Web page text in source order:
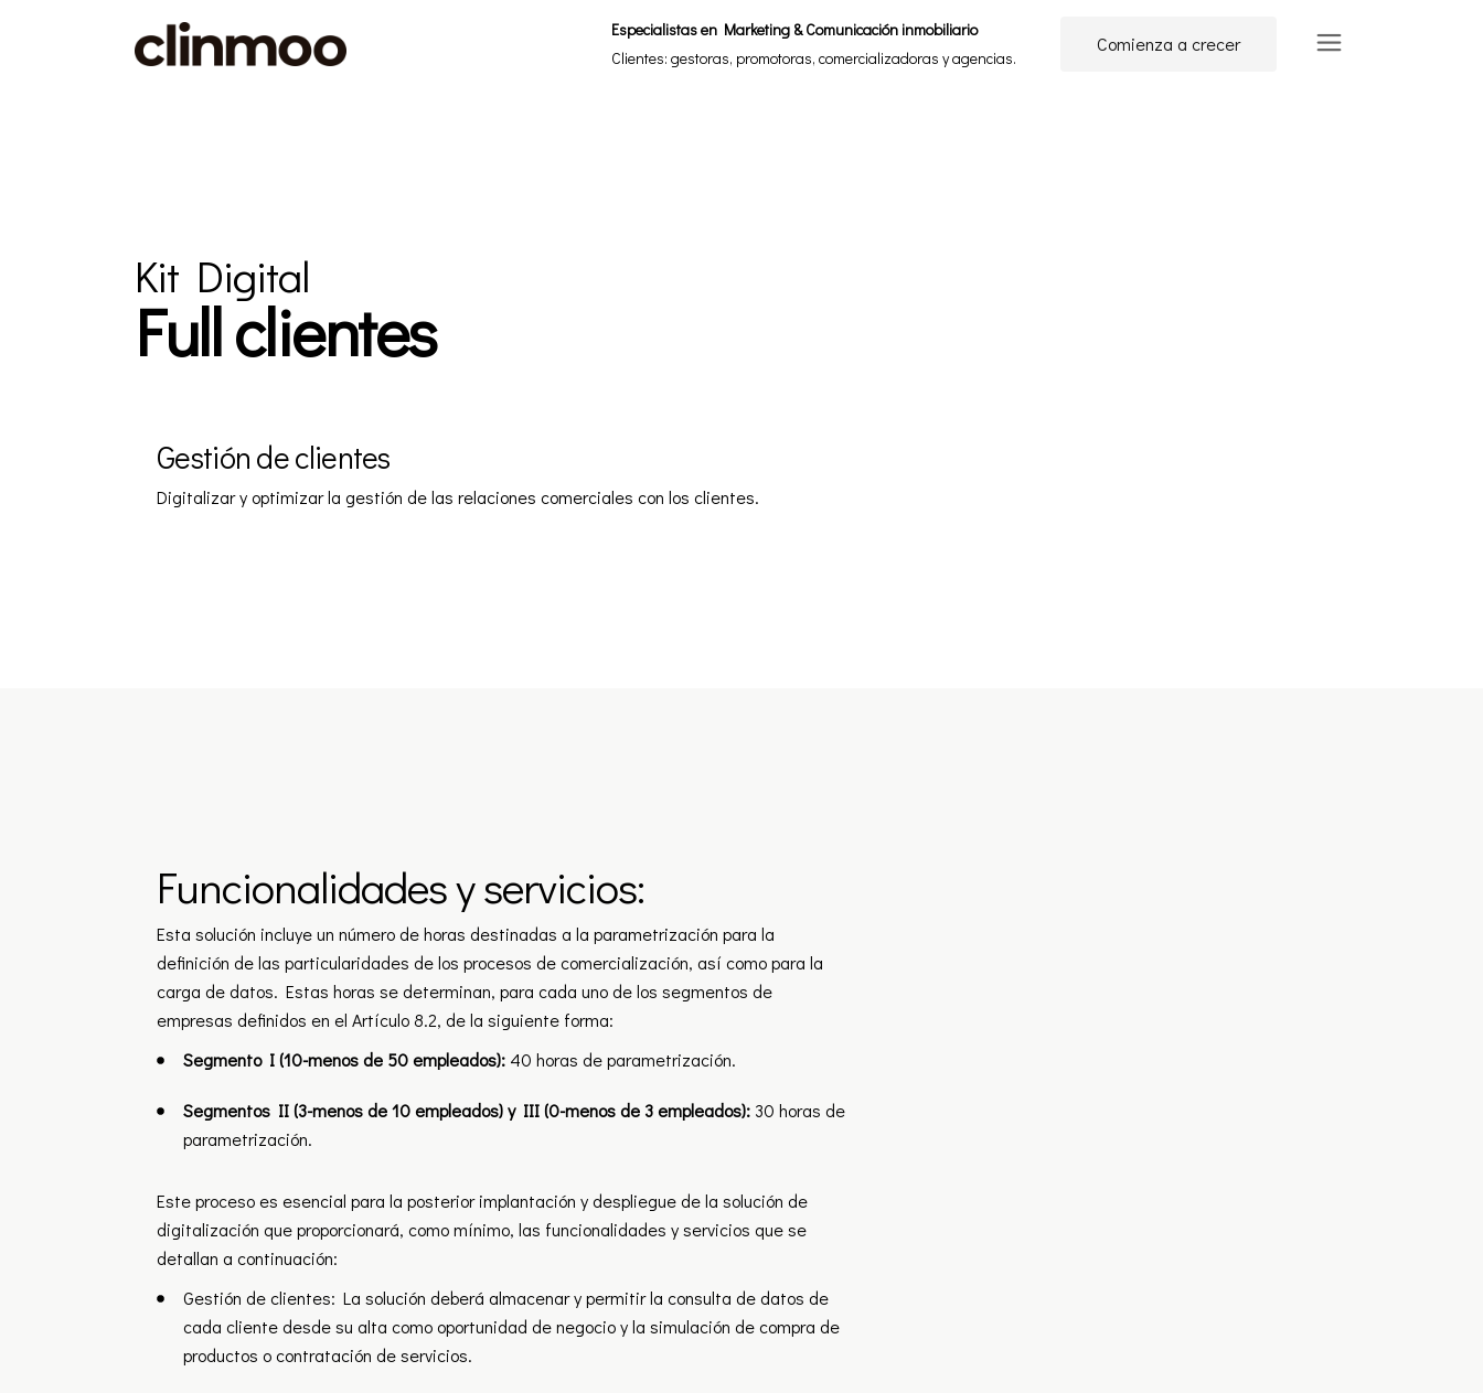
Especialistas en Marketing & Comunicación inmobiliario
Clientes: gestoras, promotoras, comercializadoras y agencias.
Comienza a crecer
Kit Digital
Full clientes
Gestión de clientes
Digitalizar y optimizar la gestión de las relaciones comerciales con los clientes.
Funcionalidades y servicios:
Esta solución incluye un número de horas destinadas a la parametrización para la
definición de las particularidades de los procesos de comercialización, así como para la
carga de datos. Estas horas se determinan, para cada uno de los segmentos de
empresas definidos en el Artículo 8.2, de la siguiente forma:
Segmento I (10-menos de 50 empleados):40 horas de parametrización.
Segmentos II (3-menos de 10 empleados) y III (0-menos de 3 empleados):30 horas de
parametrización.
Este proceso es esencial para la posterior implantación y despliegue de la solución de
digitalización que proporcionará, como mínimo, las funcionalidades y servicios que se
detallan a continuación:
Gestión de clientes: La solución deberá almacenar y permitir la consulta de datos de
cada cliente desde su alta como oportunidad de negocio y la simulación de compra de
productos o contratación de servicios.